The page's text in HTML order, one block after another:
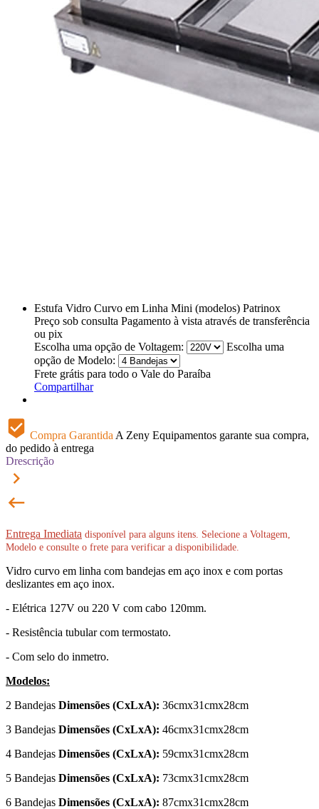
Estufa Vidro Curvo em Linha Mini (modelos) Patrinox
Preço sob consulta Pagamento à vista através de transferência
ou pix
Escolha uma opção de Voltagem:
Escolha uma
opção de Modelo:
Frete grátis para todo o Vale do Paraíba
Compartilhar
beenhere Compra Garantida A Zeny Equipamentos garante sua compra,
do pedido à entrega
Drescrição
keyboard_arrow_right
keyboard_backspace
Entrega Imediata disponível para alguns itens. Selecione a Voltagem,
Modelo e consulte o frete para verificar a disponibilidade.
Vidro curvo em linha com bandejas em aço inox e com portas
deslizantes em aço inox.
- Elétrica 127V ou 220 V com cabo 120mm.
- Resistência tubular com termostato.
- Com selo do inmetro.
Modelos:
2 Bandejas Dimensões (CxLxA): 36cmx31cmx28cm
3 Bandejas Dimensões (CxLxA): 46cmx31cmx28cm
4 Bandejas Dimensões (CxLxA): 59cmx31cmx28cm
5 Bandejas Dimensões (CxLxA): 73cmx31cmx28cm
6 Bandejas Dimensões (CxLxA): 87cmx31cmx28cm